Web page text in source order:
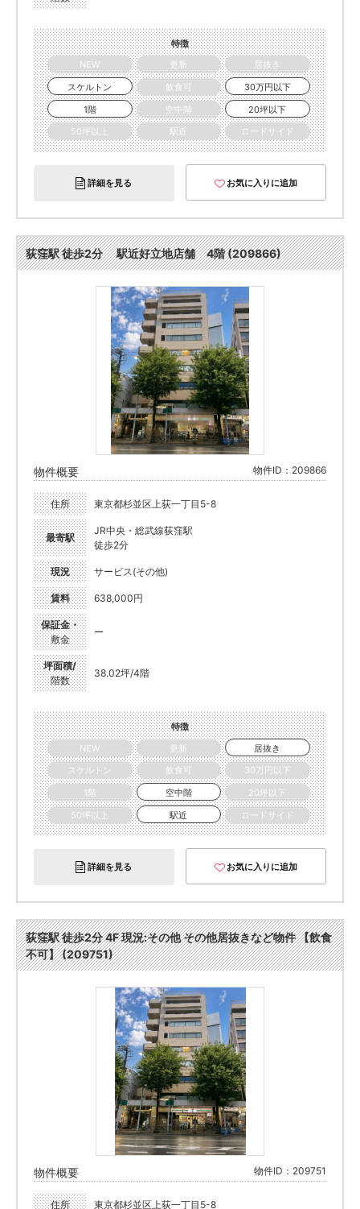
特徴
NEW
更新
居抜き
スケルトン
飲食可
30万円以下
1階
空中階
20坪以下
50坪以上
駅近 ロードサイド
詳細を見る お気に入りに追加
荻窪駅 徒歩2分 駅近好立地店舗 4階 (209866)
物件概要 物件ID：209866
住所 東京都杉並区上荻一丁目5-8
最寄駅
JR中央・総武線荻窪駅
徒歩2分
現況 サービス(その他)
賃料 638,000円
保証金・
敷金
ー
坪面積/
階数
38.02坪/4階
特徴
NEW
更新
居抜き
スケルトン
飲食可
30万円以下
1階
空中階
20坪以下
50坪以上
駅近 ロードサイド
詳細を見る お気に入りに追加
荻窪駅 徒歩2分 4F 現況:その他 その他居抜きなど物件 【飲食
不可】 (209751)
物件概要 物件ID：209751
住所 東京都杉並区上荻一丁目5-8